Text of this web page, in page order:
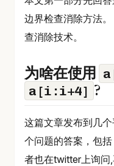
边界检查消除方法
查消除技术。
为啥在使用
a[i:i+4] ?
这篇文章发布到几
个问题的答案，包
者也在twitter上询问